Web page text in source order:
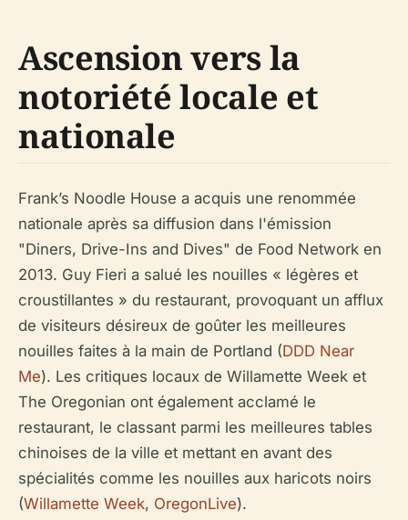
Ascension vers la
notoriété locale et
nationale
Frank’s Noodle House a acquis une renommée
nationale après sa diffusion dans l'émission
"Diners, Drive-Ins and Dives" de Food Network en
2013. Guy Fieri a salué les nouilles « légères et
croustillantes » du restaurant, provoquant un afflux
de visiteurs désireux de goûter les meilleures
nouilles faites à la main de Portland (DDD Near
Me). Les critiques locaux de Willamette Week et
The Oregonian ont également acclamé le
restaurant, le classant parmi les meilleures tables
chinoises de la ville et mettant en avant des
spécialités comme les nouilles aux haricots noirs
(Willamette Week, OregonLive).